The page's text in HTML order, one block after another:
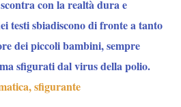
con la realtà dura e
testi sbiadiscono di fronte a tanto
dei piccoli bambini, sempre
sfigurati dal virus della polio.
sfigurante